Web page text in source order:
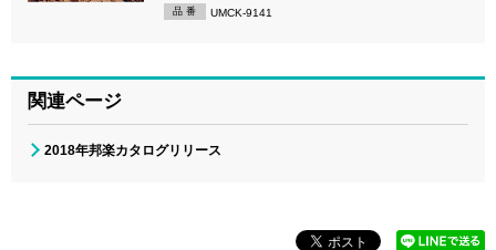
品 番 UMCK-9141
関連ページ
2018年邦楽カタログリリース